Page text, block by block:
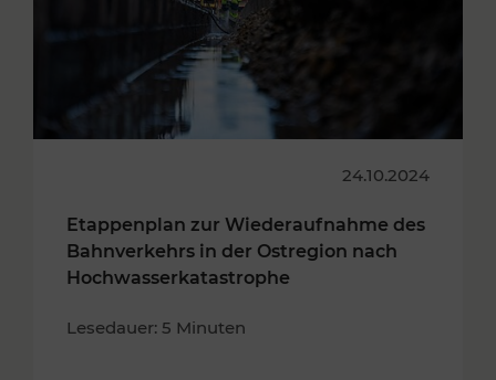
24.10.2024
Etappenplan zur Wiederaufnahme des
Bahnverkehrs in der Ostregion nach
Hochwasserkatastrophe
Lesedauer: 5 Minuten